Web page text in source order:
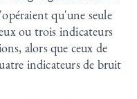
qu'une seule
ou trois indicateurs
alors que ceux de
indicateurs de bruit